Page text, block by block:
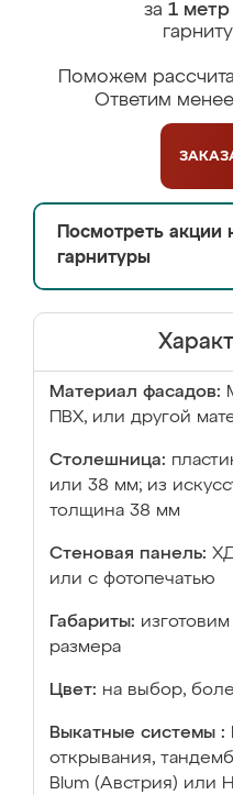
за 1 метр
Поможем
Ответим
Посмотреть акции
гарнитуры
Материал фасадов:
ПВХ, или другой
Столешница:
или 38 мм; из
толщина 38 мм
Стеновая панель:
или с фотопечатью
Габариты:
размера
Цвет: на выбор,
Выкатные системы :
открывания,
Blum (Австрия) или